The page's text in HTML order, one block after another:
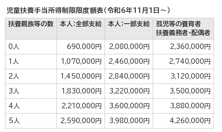
児童扶養手当所得制限限度額表（令和6年11月1日～）
扶養親族等の数 本人：全部支給 本人：一部支給
孤児等の養育者
扶養義務者・配偶者
0人 690,000円 2,080,000円 2,360,000円
1人 1,070,000円 2,460,000円 2,740,000円
2人 1,450,000円 2,840,000円 3,120,000円
3人 1,830,000円 3,220,000円 3,500,000円
4人 2,210,000円 3,600,000円 3,880,000円
5人 2,590,000円 3,980,000円 4,260,000円